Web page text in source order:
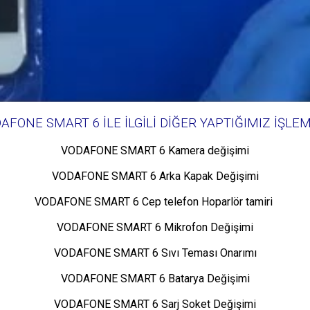
SMART 6 İLE İLGİLİ DİĞER YAPTIĞIMIZ
VODAFONE SMART 6 Kamera değişimi
VODAFONE SMART 6 Arka Kapak Değişimi
VODAFONE SMART 6 Cep telefon Hoparlör tamiri
VODAFONE SMART 6 Mikrofon Değişimi
VODAFONE SMART 6 Sıvı Teması Onarımı
VODAFONE SMART 6 Batarya Değişimi
VODAFONE SMART 6 Sarj Soket Değişimi